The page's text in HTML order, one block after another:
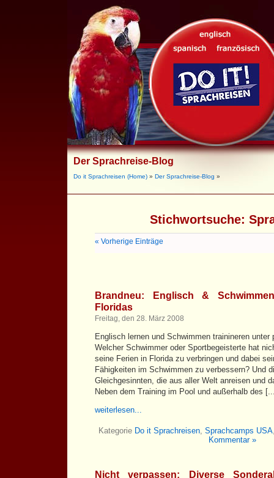
Der Sprachreise-Blog
Do it Sprachreisen (Home) » Der Sprachreise-Blog »
Stichwortsuche:
« Vorherige Einträge
Brandneu: Englisch &
Floridas
Freitag, den 28. März 2008
Englisch lernen und Schwimmen trainineren unter
Welcher Schwimmer oder Sportbegeisterte hat
seine Ferien in Florida zu verbringen und dabei
Fähigkeiten im Schwimmen zu verbessern? Und
Gleichgesinnten, die aus aller Welt anreisen und
Neben dem Training im Pool und außerhalb des
weiterlesen...
Kategorie Do it Sprachreisen, Sprachcamps USA
Kommentar »
Nicht verpassen: Diverse